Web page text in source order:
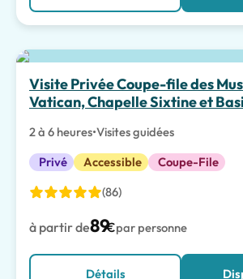
Meilleur choix
Visite Privée Coupe-file des
Vatican, Chapelle Sixtine et
2 à 6 heures•Visites guidées
Privé
Accessible
Coupe-File
(86)
à partir de89€par personne
Détails